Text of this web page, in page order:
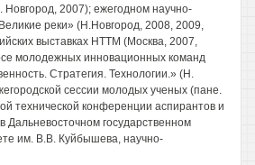
2007); ежегодном научно-
реки» (Н.Новгород, 2008, 2009,
выставках НТТМ (Москва, 2007,
молодежных инновационных команд
Стратегия. Технологии.» (Н.
сессии молодых ученых (пане.
технической конференции аспирантов и
Дальневосточном государственном
им. В.В. Куйбышева, научно-